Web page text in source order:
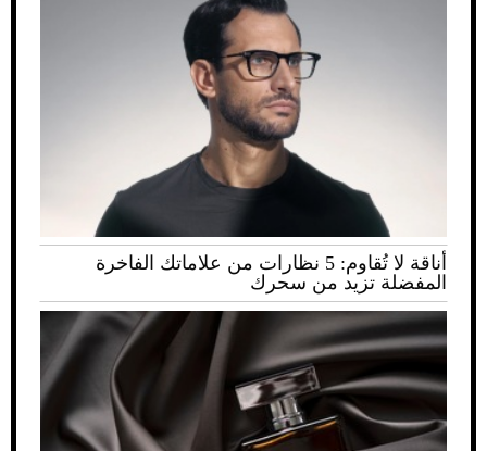
أناقة لا تُقاوم: 5 نظارات من علاماتك الفاخرة
المفضلة تزيد من سحرك